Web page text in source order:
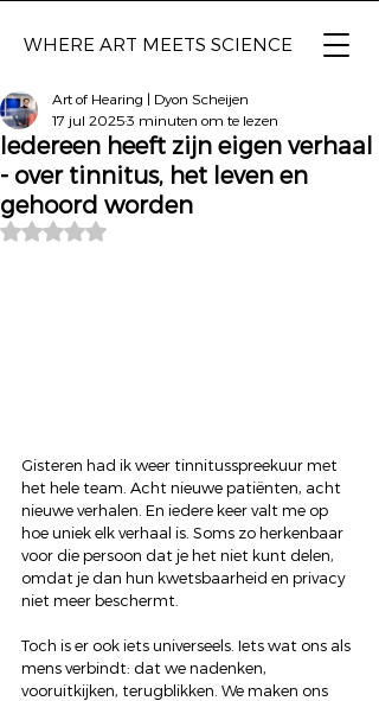
WHERE ART MEETS SCIENCE
Iedereen heeft zijn eigen verhaal
- over tinnitus, het leven en
gehoord worden
Art of Hearing | Dyon Scheijen
17 jul 20253 minuten om te lezen
Beoordeeld met NaN uit 5 sterren.
Gisteren had ik weer tinnitusspreekuur met
het hele team. Acht nieuwe patiënten, acht
nieuwe verhalen. En iedere keer valt me op
hoe uniek elk verhaal is. Soms zo herkenbaar
voor die persoon dat je het niet kunt delen,
omdat je dan hun kwetsbaarheid en privacy
niet meer beschermt.
Toch is er ook iets universeels. Iets wat ons als
mens verbindt: dat we nadenken,
vooruitkijken, terugblikken. We maken ons